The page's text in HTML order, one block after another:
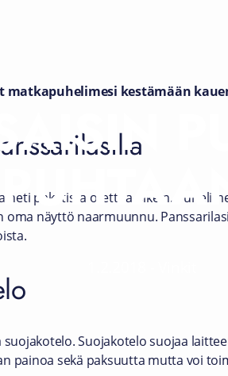
matkapuhelimesi kestämään
heti paketista otettua oikein.
oma näyttö naarmuunnu.
Suojakotelo suojaa
painoa sekä paksuutta mutta voi